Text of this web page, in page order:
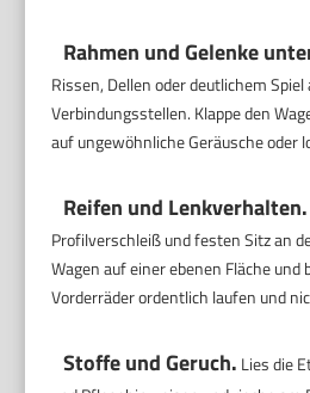
Rahmen und Gelenke
Rissen, Dellen oder deutlichem
Verbindungsstellen. Klappe den
auf ungewöhnliche Geräusche oder
Reifen und Lenkverhalten.
Profilverschleiß und festen Sitz an
Wagen auf einer ebenen Fläche und
Vorderräder ordentlich laufen und
Stoffe und Geruch. Lies die